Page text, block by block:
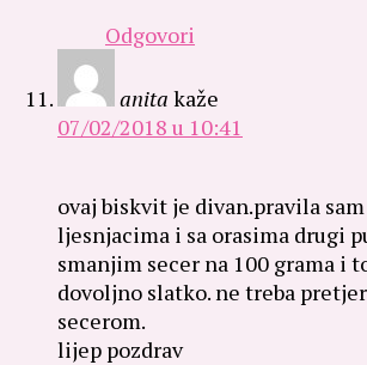
Odgovori
anita kaže
07/02/2018 u 10:41
ovaj biskvit je divan.pravila sam
ljesnjacima i sa orasima drugi
smanjim secer na 100 grama i
dovoljno slatko. ne treba
secerom.
lijep pozdrav